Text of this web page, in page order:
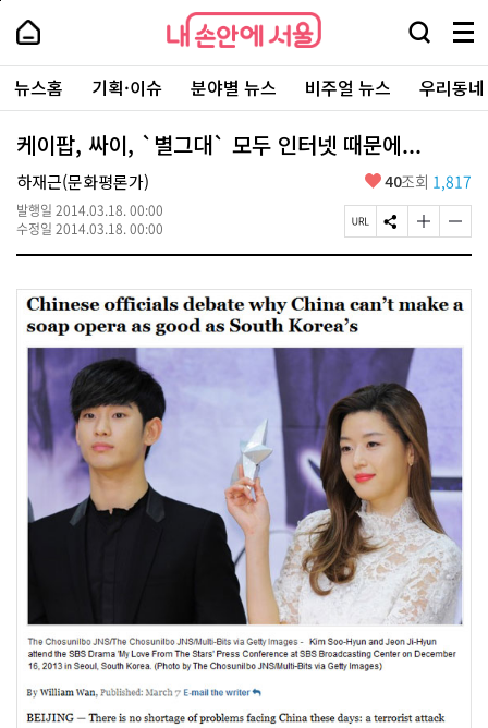
본
로
가
내
손
안
에
서
울
-
서
울
시
대
표
소
포
털
내
손
에
울
검
창
열
기
메
뉴
전
체
보
주
요
서
뉴스홈 기획·이슈 분야별 뉴스 비주얼 뉴스 우리동
케이팝, 싸이, `별그대` 모두 인터넷 때문에...
하재근(문화평론가)
발행일 2014.03.18. 00:00
수정일 2014.03.18. 00:00
좋
요
40조회 1,817
페
이
U
R
복
사
S
N
공
유
기
글
자
기
크
변
글
자
기
작
변
페
상
단
로